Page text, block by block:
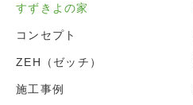
すずきよの家
コンセプト
ZEH（ゼッチ）
施工事例